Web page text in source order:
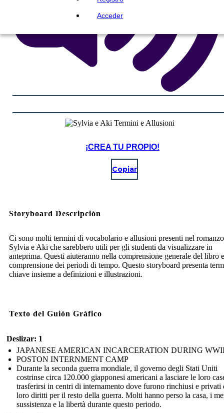
Acceder
¡CREA TU PROPIO!
Copiar
Storyboard Descripción
Ci sono molti termini di vocabolario e allusioni presenti nel romanzo
Sylvia e Aki che sarebbero utili per gli studenti da visualizzare in
anteprima. Questi aiuteranno nella comprensione generale del libro
comprensione dei periodi di tempo. Questo storyboard presenta
chiave insieme a definizioni e illustrazioni.
Texto del Guión Gráfico
Deslizar: 1
JAPANESE AMERICAN INCARCERATION DURING
POSTON INTERNMENT CAMP
Durante la seconda guerra mondiale, il governo degli Stati Uniti
costrinse circa 120.000 giapponesi americani a lasciare le loro
trasferirsi in centri di internamento dove furono rinchiusi e privati
loro diritti per il resto della guerra. Molti hanno perso la casa, i
sussistenza e la libertà durante questo periodo.